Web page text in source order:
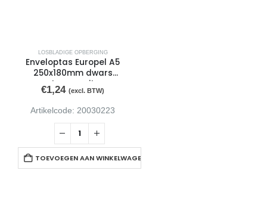
LOSBLADIGE OPBERGING
Enveloptas Europel A5
250x180mm dwars
transp wit
€1,24 (excl. BTW)
Artikelcode: 20030223
TOEVOEGEN AAN WINKELWAGEN